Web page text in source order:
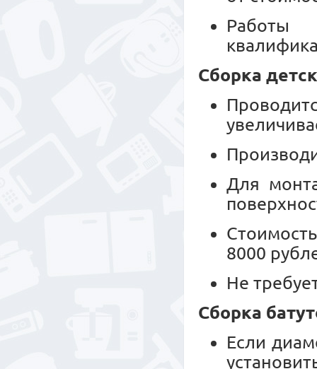
Работы
Сборка
Для
8000
Не
Сборка
Если